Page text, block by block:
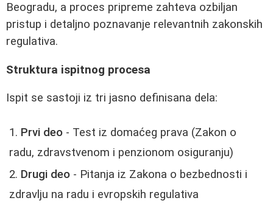
Beogradu, a proces pripreme zahteva ozbiljan
pristup i detaljno poznavanje relevantnih zakonskih
regulativa.
Struktura ispitnog procesa
Ispit se sastoji iz tri jasno definisana dela:
Prvi deo - Test iz domaćeg prava (Zakon o
radu, zdravstvenom i penzionom osiguranju)
Drugi deo - Pitanja iz Zakona o bezbednosti i
zdravlju na radu i evropskih regulativa